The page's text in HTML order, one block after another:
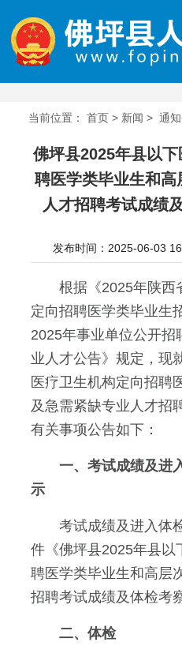
当前位置： 首页 > 新闻 > 通
佛坪县2025年县以
聘医学类毕业生和
人才招聘考试成绩
发布时间：2025-06-03
根据《2025年陕西
定向招聘医学类毕业生
2025年事业单位公开招
业人才公告》规定，现
医疗卫生机构定向招聘
及急需紧缺专业人才招
有关事项公告如下：
一、考试成绩及进
示
考试成绩及进入体
件《佛坪县2025年县以
聘医学类毕业生和高层
招聘考试成绩及体检考
二、体检